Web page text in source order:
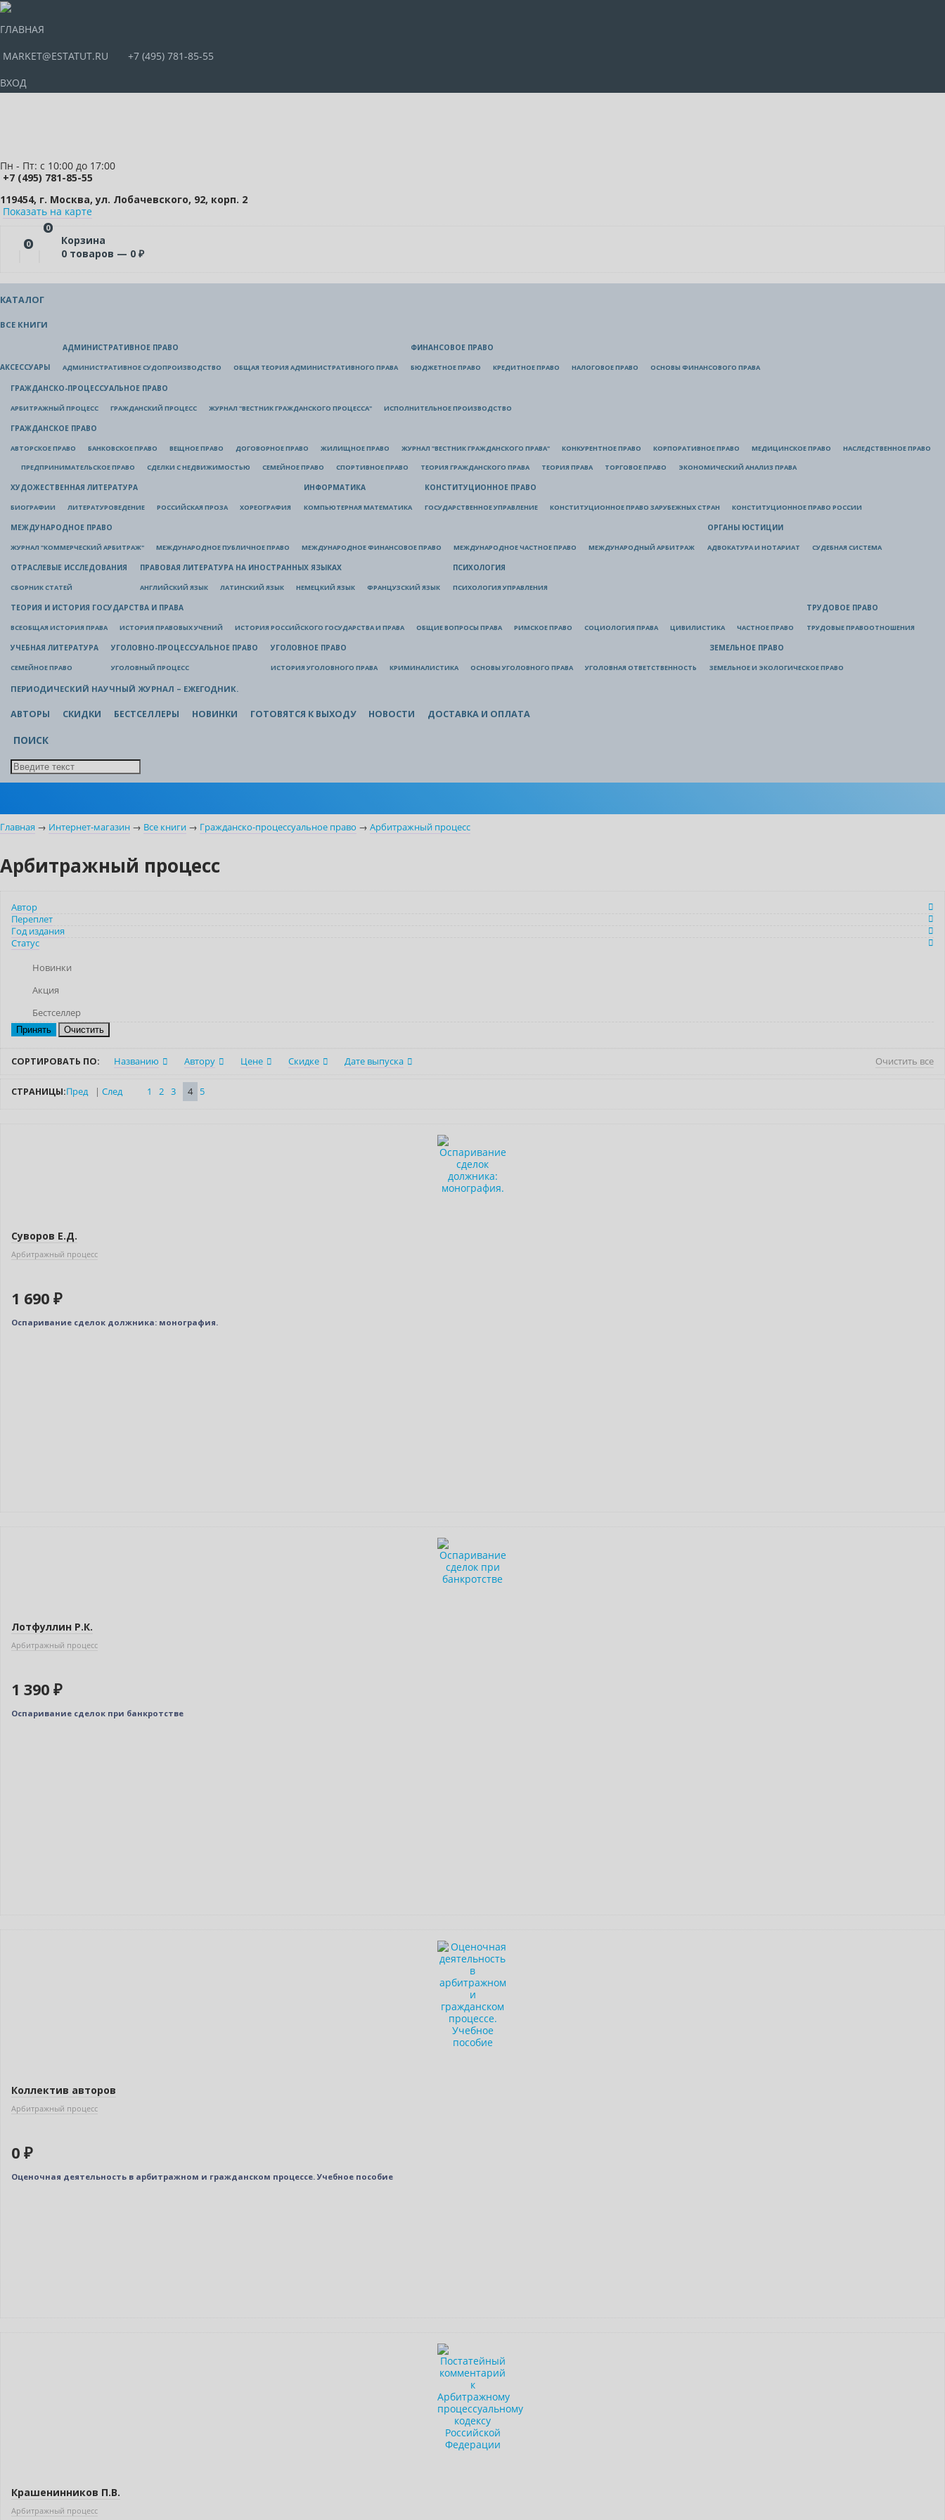
ГЛАВНАЯ
MARKET@ESTATUT.RU
+7 (495) 781-85-55
ВХОД
Пн - Пт: с 10:00 до 17:00
+7 (495) 781-85-55
119454, г. Москва, ул. Лобачевского, 92, корп. 2
Показать на карте
0
0
Корзина
0 товаров — 0 ₽
КАТАЛОГ
ВСЕ КНИГИ
АКСЕССУАРЫ
АДМИНИСТРАТИВНОЕ ПРАВО
АДМИНИСТРАТИВНОЕ СУДОПРОИЗВОДСТВО ОБЩАЯ ТЕОРИЯ АДМИНИСТРАТИВНОГО ПРАВА
ФИНАНСОВОЕ ПРАВО
БЮДЖЕТНОЕ ПРАВО КРЕДИТНОЕ ПРАВО НАЛОГОВОЕ ПРАВО ОСНОВЫ ФИНАНСОВОГО ПРАВА
ГРАЖДАНСКО-ПРОЦЕССУАЛЬНОЕ ПРАВО
АРБИТРАЖНЫЙ ПРОЦЕСС ГРАЖДАНСКИЙ ПРОЦЕСС ЖУРНАЛ "ВЕСТНИК ГРАЖДАНСКОГО ПРОЦЕССА" ИСПОЛНИТЕЛЬНОЕ ПРОИЗВОДСТВО
ГРАЖДАНСКОЕ ПРАВО
АВТОРСКОЕ ПРАВО БАНКОВСКОЕ ПРАВО ВЕЩНОЕ ПРАВО ДОГОВОРНОЕ ПРАВО ЖИЛИЩНОЕ ПРАВО ЖУРНАЛ "ВЕСТНИК ГРАЖДАНСКОГО ПРАВА" КОНКУРЕНТНОЕ ПРАВО КОРПОРАТИВНОЕ ПРАВО МЕДИЦИНСКОЕ ПРАВО НАСЛЕДСТВЕННОЕ ПРАВО
ПРЕДПРИНИМАТЕЛЬСКОЕ ПРАВО СДЕЛКИ С НЕДВИЖИМОСТЬЮ СЕМЕЙНОЕ ПРАВО СПОРТИВНОЕ ПРАВО ТЕОРИЯ ГРАЖДАНСКОГО ПРАВА ТЕОРИЯ ПРАВА ТОРГОВОЕ ПРАВО ЭКОНОМИЧЕСКИЙ АНАЛИЗ ПРАВА
ХУДОЖЕСТВЕННАЯ ЛИТЕРАТУРА
БИОГРАФИИ ЛИТЕРАТУРОВЕДЕНИЕ РОССИЙСКАЯ ПРОЗА ХОРЕОГРАФИЯ
ИНФОРМАТИКА
КОМПЬЮТЕРНАЯ МАТЕМАТИКА
КОНСТИТУЦИОННОЕ ПРАВО
ГОСУДАРСТВЕННОЕ УПРАВЛЕНИЕ КОНСТИТУЦИОННОЕ ПРАВО ЗАРУБЕЖНЫХ СТРАН КОНСТИТУЦИОННОЕ ПРАВО РОССИИ
МЕЖДУНАРОДНОЕ ПРАВО
ЖУРНАЛ "КОММЕРЧЕСКИЙ АРБИТРАЖ" МЕЖДУНАРОДНОЕ ПУБЛИЧНОЕ ПРАВО МЕЖДУНАРОДНОЕ ФИНАНСОВОЕ ПРАВО МЕЖДУНАРОДНОЕ ЧАСТНОЕ ПРАВО МЕЖДУНАРОДНЫЙ АРБИТРАЖ
ОРГАНЫ ЮСТИЦИИ
АДВОКАТУРА И НОТАРИАТ СУДЕБНАЯ СИСТЕМА
ОТРАСЛЕВЫЕ ИССЛЕДОВАНИЯ
СБОРНИК СТАТЕЙ
ПРАВОВАЯ ЛИТЕРАТУРА НА ИНОСТРАННЫХ ЯЗЫКАХ
АНГЛИЙСКИЙ ЯЗЫК ЛАТИНСКИЙ ЯЗЫК НЕМЕЦКИЙ ЯЗЫК ФРАНЦУЗСКИЙ ЯЗЫК
ПСИХОЛОГИЯ
ПСИХОЛОГИЯ УПРАВЛЕНИЯ
ТЕОРИЯ И ИСТОРИЯ ГОСУДАРСТВА И ПРАВА
ВСЕОБЩАЯ ИСТОРИЯ ПРАВА ИСТОРИЯ ПРАВОВЫХ УЧЕНИЙ ИСТОРИЯ РОССИЙСКОГО ГОСУДАРСТВА И ПРАВА ОБЩИЕ ВОПРОСЫ ПРАВА РИМСКОЕ ПРАВО СОЦИОЛОГИЯ ПРАВА ЦИВИЛИСТИКА ЧАСТНОЕ ПРАВО
ТРУДОВОЕ ПРАВО
ТРУДОВЫЕ ПРАВООТНОШЕНИЯ
УЧЕБНАЯ ЛИТЕРАТУРА
СЕМЕЙНОЕ ПРАВО
УГОЛОВНО-ПРОЦЕССУАЛЬНОЕ ПРАВО
УГОЛОВНЫЙ ПРОЦЕСС
УГОЛОВНОЕ ПРАВО
ИСТОРИЯ УГОЛОВНОГО ПРАВА КРИМИНАЛИСТИКА ОСНОВЫ УГОЛОВНОГО ПРАВА УГОЛОВНАЯ ОТВЕТСТВЕННОСТЬ
ЗЕМЕЛЬНОЕ ПРАВО
ЗЕМЕЛЬНОЕ И ЭКОЛОГИЧЕСКОЕ ПРАВО
ПЕРИОДИЧЕСКИЙ НАУЧНЫЙ ЖУРНАЛ – ЕЖЕГОДНИК.
АВТОРЫ СКИДКИ БЕСТСЕЛЛЕРЫ НОВИНКИ ГОТОВЯТСЯ К ВЫХОДУ НОВОСТИ ДОСТАВКА И ОПЛАТА
ПОИСК
Главная → Интернет-магазин → Все книги → Гражданско-процессуальное право → Арбитражный процесс
Арбитражный процесс
Автор
Переплет
Год издания
Статус
Новинки
Акция
Бестселлер
Очистить
СОРТИРОВАТЬ ПО: Названию Автору Цене Скидке Дате выпуска Очистить все
СТРАНИЦЫ:Пред | След 1 2 3 4 5
Суворов Е.Д.
Арбитражный процесс
1 690 ₽
Оспаривание сделок должника: монография.
Лотфуллин Р.К.
Арбитражный процесс
1 390 ₽
Оспаривание сделок при банкротстве
Коллектив авторов
Арбитражный процесс
0 ₽
Оценочная деятельность в арбитражном и гражданском процессе. Учебное пособие
Крашенинников П.В.
Арбитражный процесс